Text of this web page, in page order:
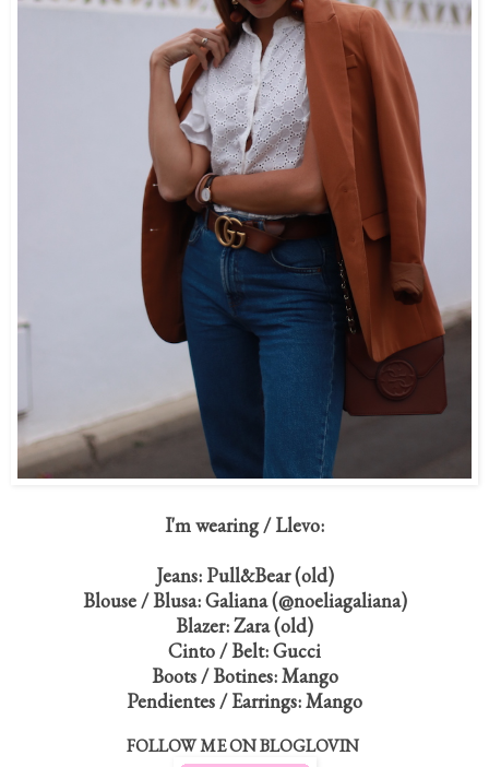
I'm wearing / Llevo:
Jeans: Pull&Bear (old)
Blouse / Blusa: Galiana (@noeliagaliana)
Blazer: Zara (old)
Cinto / Belt: Gucci
Boots / Botines: Mango
Pendientes / Earrings: Mango
FOLLOW ME ON BLOGLOVIN